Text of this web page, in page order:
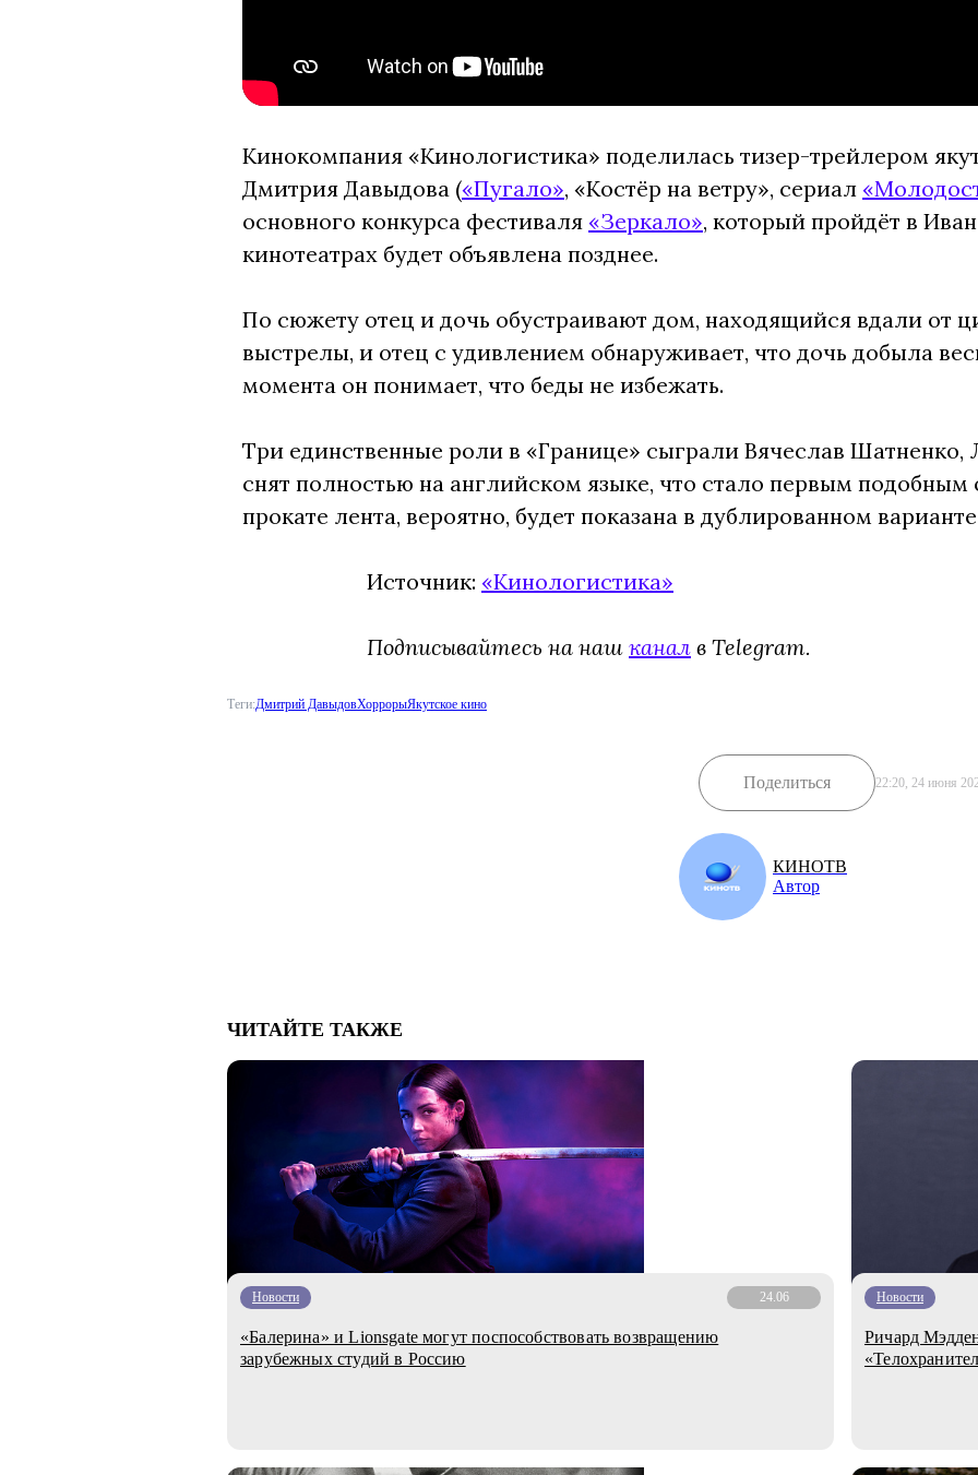
Кинокомпания «Кинологистика» поделилась тизер-трейлером
Дмитрия Давыдова («Пугало», «Костёр на ветру», сериал
основного конкурса фестиваля «Зеркало», который пройдёт в
кинотеатрах будет объявлена позднее.
По сюжету отец и дочь обустраивают дом, находящийся вдали от
выстрелы, и отец с удивлением обнаруживает, что дочь добыла
момента он понимает, что беды не избежать.
Три единственные роли в «Границе» сыграли Вячеслав
снят полностью на английском языке, что стало первым
прокате лента, вероятно, будет показана в дублированном
Источник: «Кинологистика»
Подписывайтесь на наш канал в Telegram.
Теги:Дмитрий ДавыдовХоррорыЯкутское кино
Поделиться 22:20, 24 июня
КИНОТВ
Автор
ЧИТАЙТЕ ТАКЖЕ
Новости 24.06
«Балерина» и Lionsgate могут поспособствовать возвращению
зарубежных студий в Россию
Новости
Ричард